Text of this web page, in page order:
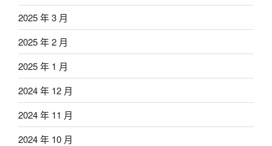
2025 年 3 月
2025 年 2 月
2025 年 1 月
2024 年 12 月
2024 年 11 月
2024 年 10 月